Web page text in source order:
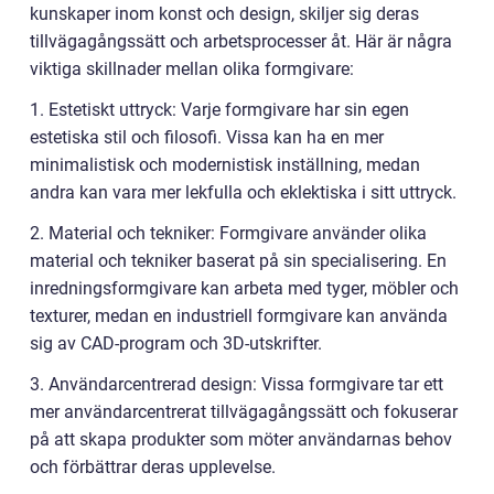
kunskaper inom konst och design, skiljer sig deras
tillvägagångssätt och arbetsprocesser åt. Här är några
viktiga skillnader mellan olika formgivare:
1. Estetiskt uttryck: Varje formgivare har sin egen
estetiska stil och filosofi. Vissa kan ha en mer
minimalistisk och modernistisk inställning, medan
andra kan vara mer lekfulla och eklektiska i sitt uttryck.
2. Material och tekniker: Formgivare använder olika
material och tekniker baserat på sin specialisering. En
inredningsformgivare kan arbeta med tyger, möbler och
texturer, medan en industriell formgivare kan använda
sig av CAD-program och 3D-utskrifter.
3. Användarcentrerad design: Vissa formgivare tar ett
mer användarcentrerat tillvägagångssätt och fokuserar
på att skapa produkter som möter användarnas behov
och förbättrar deras upplevelse.